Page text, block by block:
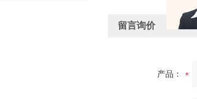
留言询价
产品：